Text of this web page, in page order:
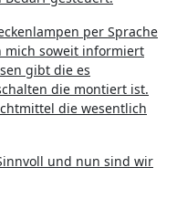
per Sprache
mich soweit informiert
gibt die es
die montiert ist.
die wesentlich
und nun sind wir